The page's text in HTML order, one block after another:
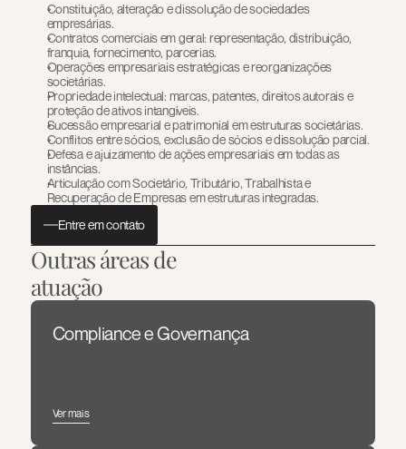
Constituição, alteração e dissolução de sociedades
empresárias.
Contratos comerciais em geral: representação, distribuição,
franquia, fornecimento, parcerias.
Operações empresariais estratégicas e reorganizações
societárias.
Propriedade intelectual: marcas, patentes, direitos autorais e
proteção de ativos intangíveis.
Sucessão empresarial e patrimonial em estruturas societárias.
Conflitos entre sócios, exclusão de sócios e dissolução parcial.
Defesa e ajuizamento de ações empresariais em todas as
instâncias.
Articulação com Societário, Tributário, Trabalhista e
Recuperação de Empresas em estruturas integradas.
Entre em contato
Outras áreas de
atuação
Compliance e Governança
Ver mais